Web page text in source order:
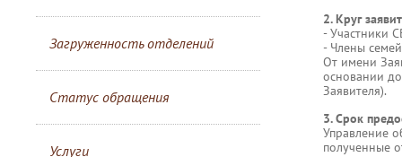
Загруженность отделений
Статус обращения
Услуги
2. Круг
- Участники
- Члены
От имени
основании
Заявителя).
3. Срок
Управление
полученные